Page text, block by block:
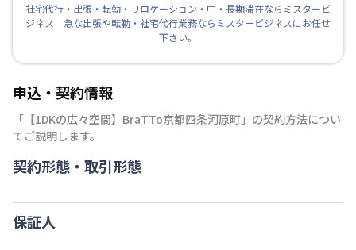
社宅代行・出張・転勤・リロケーション・中・長期滞在ならミスタービ
ジネス 急な出張や転勤・社宅代行業務ならミスタービジネスにお任せ
下さい。
申込・契約情報
「 【1DKの広々空間】BraTTo京都四条河原町 」の契約方法につい
てご説明します。
契約形態・取引形態
保証人